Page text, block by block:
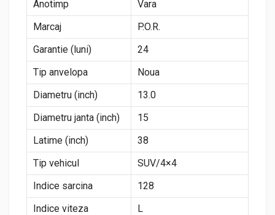
Anotimp
Vara
Marcaj
P.O.R.
Garantie (luni)
24
Tip anvelopa
Noua
Diametru (inch)
13.0
Diametru janta (inch)
15
Latime (inch)
38
Tip vehicul
SUV/4×4
Indice sarcina
128
Indice viteza
L